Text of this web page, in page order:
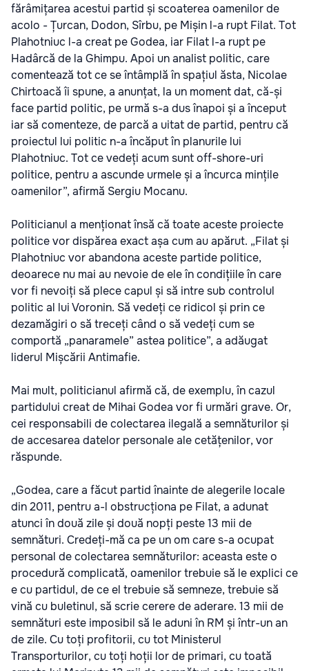
fărâmițarea acestui partid și scoaterea oamenilor de
acolo - Țurcan, Dodon, Sîrbu, pe Mișin l-a rupt Filat. Tot
Plahotniuc l-a creat pe Godea, iar Filat l-a rupt pe
Hadârcă de la Ghimpu. Apoi un analist politic, care
comentează tot ce se întâmplă în spațiul ăsta, Nicolae
Chirtoacă îi spune, a anunțat, la un moment dat, că-și
face partid politic, pe urmă s-a dus înapoi și a început
iar să comenteze, de parcă a uitat de partid, pentru că
proiectul lui politic n-a încăput în planurile lui
Plahotniuc. Tot ce vedeți acum sunt off-shore-uri
politice, pentru a ascunde urmele și a încurca mințile
oamenilor”, afirmă Sergiu Mocanu.
Politicianul a menționat însă că toate aceste proiecte
politice vor dispărea exact așa cum au apărut. „Filat și
Plahotniuc vor abandona aceste partide politice,
deoarece nu mai au nevoie de ele în condițiile în care
vor fi nevoiți să plece capul și să intre sub controlul
politic al lui Voronin. Să vedeți ce ridicol și prin ce
dezamăgiri o să treceți când o să vedeți cum se
comportă „panaramele” astea politice”, a adăugat
liderul Mișcării Antimafie.
Mai mult, politicianul afirmă că, de exemplu, în cazul
partidului creat de Mihai Godea vor fi urmări grave. Or,
cei responsabili de colectarea ilegală a semnăturilor și
de accesarea datelor personale ale cetățenilor, vor
răspunde.
„Godea, care a făcut partid înainte de alegerile locale
din 2011, pentru a-l obstrucționa pe Filat, a adunat
atunci în două zile și două nopți peste 13 mii de
semnături. Credeți-mă ca pe un om care s-a ocupat
personal de colectarea semnăturilor: aceasta este o
procedură complicată, oamenilor trebuie să le explici ce
e cu partidul, de ce el trebuie să semneze, trebuie să
vină cu buletinul, să scrie cerere de aderare. 13 mii de
semnături este imposibil să le aduni în RM și într-un an
de zile. Cu toți profitorii, cu tot Ministerul
Transporturilor, cu toți hoții lor de primari, cu toată